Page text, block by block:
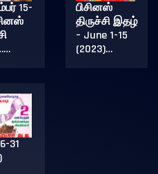
15-
பிசினஸ்
திருச்சி இதழ்
– June 1-15
(2023)…
31